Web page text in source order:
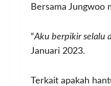
Bersama Jungwoo
“Aku berpikir selalu
Januari 2023.
Terkait apakah